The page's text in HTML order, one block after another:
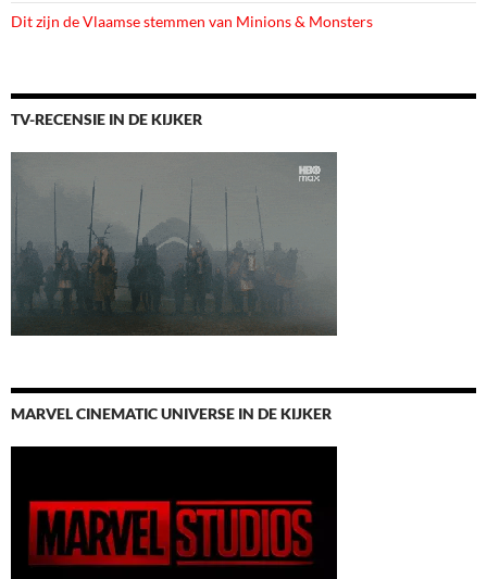
Dit zijn de Vlaamse stemmen van Minions & Monsters
TV-RECENSIE IN DE KIJKER
MARVEL CINEMATIC UNIVERSE IN DE KIJKER